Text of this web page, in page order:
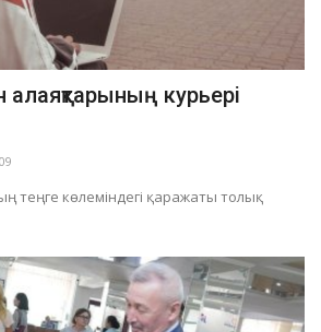
алаяқтарының курьері
теңге көлеміндегі қаражаты толық